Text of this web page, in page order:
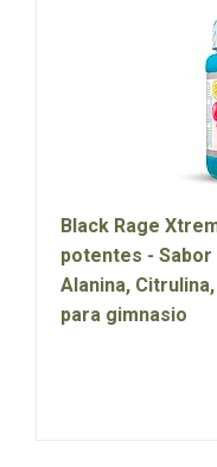
Black Rage
potentes -
Alanina,
para gimnasio